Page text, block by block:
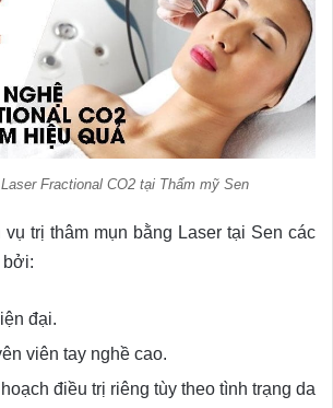
Fractional CO2 tại Thẩm mỹ Sen
trị thâm mụn bằng Laser tại Sen các
bởi:
đại.
viên tay nghề cao.
điều trị riêng tùy theo tình trạng da